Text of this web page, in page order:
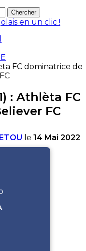
FC dominatrice de
: Athlèta FC
FC
le 14 Mai 2022